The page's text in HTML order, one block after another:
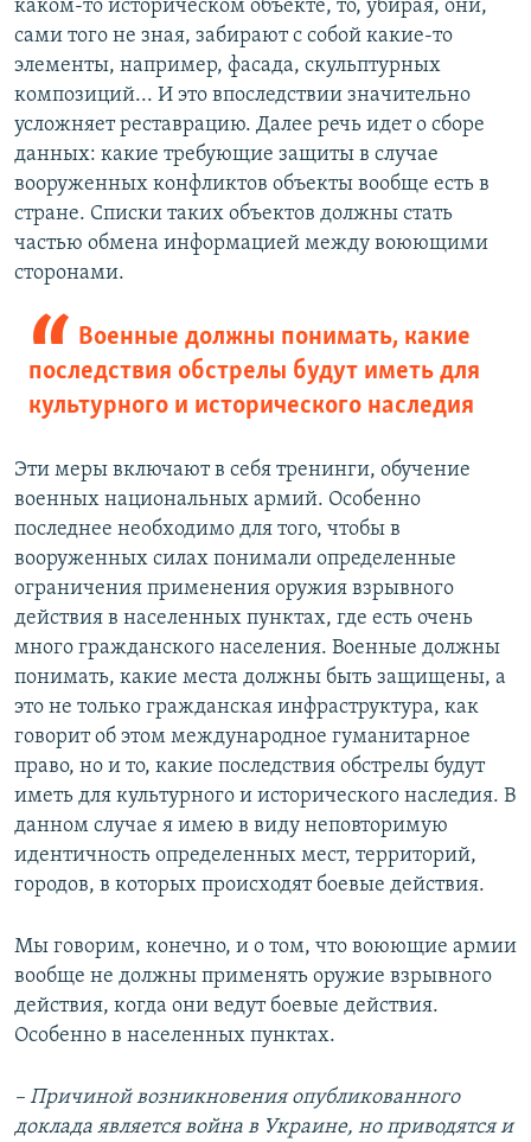
каком-то историческом объекте, то, убирая, они,
сами того не зная, забирают с собой какие-то
элементы, например, фасада, скульптурных
композиций... И это впоследствии значительно
усложняет реставрацию. Далее речь идет о сборе
данных: какие требующие защиты в случае
вооруженных конфликтов объекты вообще есть в
стране. Списки таких объектов должны стать
частью обмена информацией между воюющими
сторонами.
Военные должны понимать, какие
последствия обстрелы будут иметь для
культурного и исторического наследия
Эти меры включают в себя тренинги, обучение
военных национальных армий. Особенно
последнее необходимо для того, чтобы в
вооруженных силах понимали определенные
ограничения применения оружия взрывного
действия в населенных пунктах, где есть очень
много гражданского населения. Военные должны
понимать, какие места должны быть защищены, а
это не только гражданская инфраструктура, как
говорит об этом международное гуманитарное
право, но и то, какие последствия обстрелы будут
иметь для культурного и исторического наследия. В
данном случае я имею в виду неповторимую
идентичность определенных мест, территорий,
городов, в которых происходят боевые действия.
Мы говорим, конечно, и о том, что воюющие армии
вообще не должны применять оружие взрывного
действия, когда они ведут боевые действия.
Особенно в населенных пунктах.
– Причиной возникновения опубликованного
доклада является война в Украине, но приводятся и